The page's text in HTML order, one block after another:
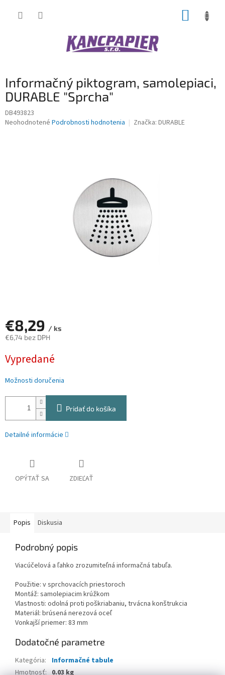
Informačný piktogram, samolepiaci,
DURABLE "Sprcha"
DB493823
Priemerné
Neohodnotené Podrobnosti hodnotenia Značka: DURABLE
€8,29 / ks
€6,74 bez DPH
cena:
Vypredané
Možnosti doručenia
Pridať do košíka
Detailné informácie
OPÝTAŤ SA ZDIEĽAŤ
Popis Diskusia
Podrobný popis
Viacúčelová a ľahko zrozumiteľná informačná tabuľa.
Použitie: v sprchovacích priestoroch
Montáž: samolepiacim krúžkom
Vlastnosti: odolná proti poškriabaniu, trvácna konštrukcia
Materiál: brúsená nerezová oceľ
Vonkajší priemer: 83 mm
Dodatočné parametre
Kategória:
Informačné tabule
Hmotnosť: 0.03 kg